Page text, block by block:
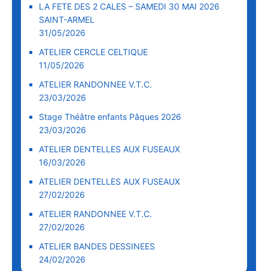
LA FETE DES 2 CALES – SAMEDI 30 MAI 2026
SAINT-ARMEL
31/05/2026
ATELIER CERCLE CELTIQUE
11/05/2026
ATELIER RANDONNEE V.T.C.
23/03/2026
Stage Théâtre enfants Pâques 2026
23/03/2026
ATELIER DENTELLES AUX FUSEAUX
16/03/2026
ATELIER DENTELLES AUX FUSEAUX
27/02/2026
ATELIER RANDONNEE V.T.C.
27/02/2026
ATELIER BANDES DESSINEES
24/02/2026